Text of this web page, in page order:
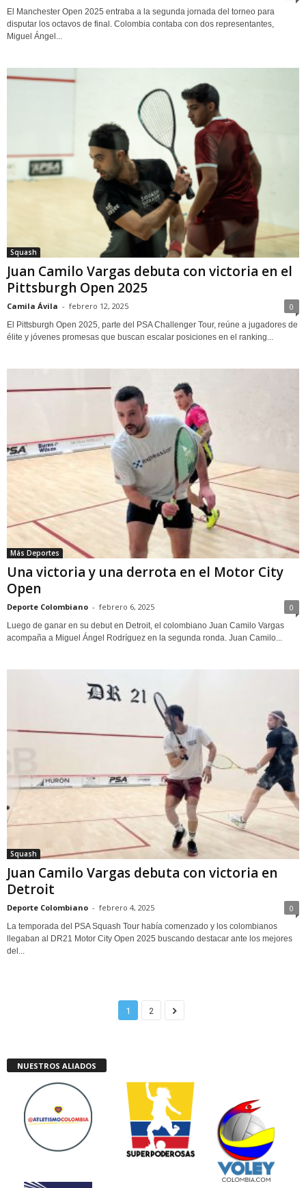
El Manchester Open 2025 entraba a la segunda jornada del torneo para
disputar los octavos de final. Colombia contaba con dos representantes,
Miguel Ángel...
Squash
Juan Camilo Vargas debuta con victoria en el
Pittsburgh Open 2025
Camila Ávila - febrero 12, 2025 0
El Pittsburgh Open 2025, parte del PSA Challenger Tour, reúne a jugadores de
élite y jóvenes promesas que buscan escalar posiciones en el ranking...
Más Deportes
Una victoria y una derrota en el Motor City
Open
Deporte Colombiano - febrero 6, 2025 0
Luego de ganar en su debut en Detroit, el colombiano Juan Camilo Vargas
acompaña a Miguel Ángel Rodríguez en la segunda ronda. Juan Camilo...
Squash
Juan Camilo Vargas debuta con victoria en
Detroit
Deporte Colombiano - febrero 4, 2025 0
La temporada del PSA Squash Tour había comenzado y los colombianos
llegaban al DR21 Motor City Open 2025 buscando destacar ante los mejores
del...
1 2
NUESTROS ALIADOS